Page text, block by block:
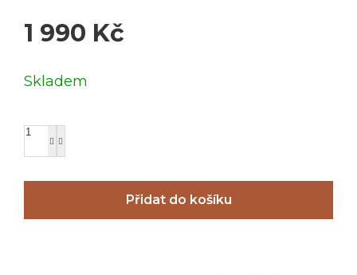
1 990 Kč
cena:
Skladem
Přidat do košíku